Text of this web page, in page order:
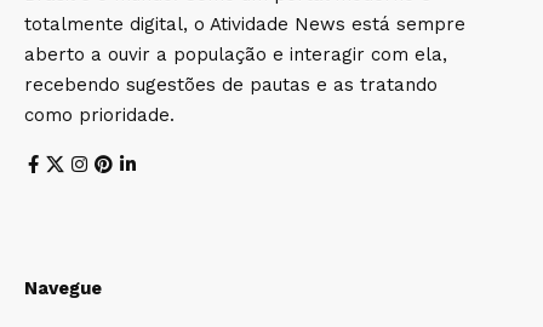
totalmente digital, o Atividade News está sempre
aberto a ouvir a população e interagir com ela,
recebendo sugestões de pautas e as tratando
como prioridade.
Navegue